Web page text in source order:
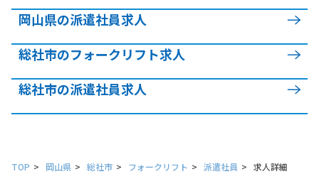
岡山県の派遣社員求人
総社市のフォークリフト求人
総社市の派遣社員求人
TOP 岡山県 総社市 フォークリフト 派遣社員 求人詳細